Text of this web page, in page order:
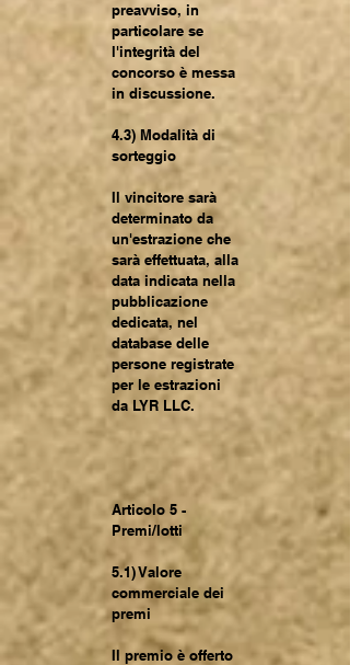
preavviso, in
particolare se
l'integrità del
concorso è messa
in discussione.
4.3) Modalità di
sorteggio
Il vincitore sarà
determinato da
un'estrazione che
sarà effettuata, alla
data indicata nella
pubblicazione
dedicata, nel
database delle
persone registrate
per le estrazioni
da LYR LLC.
Articolo 5 -
Premi/lotti
5.1) Valore
commerciale dei
premi
Il premio è offerto